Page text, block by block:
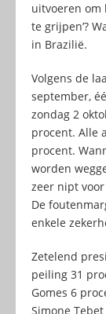
uitvoeren om
te grijpen’?
in Brazilië.
Volgens de
september,
zondag 2
procent. Alle
procent.
worden
zeer nipt
De
enkele
Zetelend
peiling 31
Gomes 6
Simone